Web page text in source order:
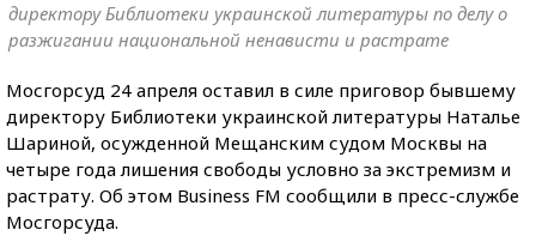
директору Библиотеки украинской литературы по делу о
разжигании национальной ненависти и растрате
Мосгорсуд 24 апреля оставил в силе приговор бывшему
директору Библиотеки украинской литературы Наталье
Шариной, осужденной Мещанским судом Москвы на
четыре года лишения свободы условно за экстремизм и
растрату. Об этом Business FM сообщили в пресс-службе
Мосгорсуда.